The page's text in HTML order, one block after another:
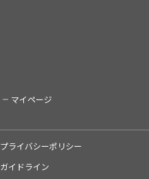
マイページ
プライバシーポリシー
ガイドライン